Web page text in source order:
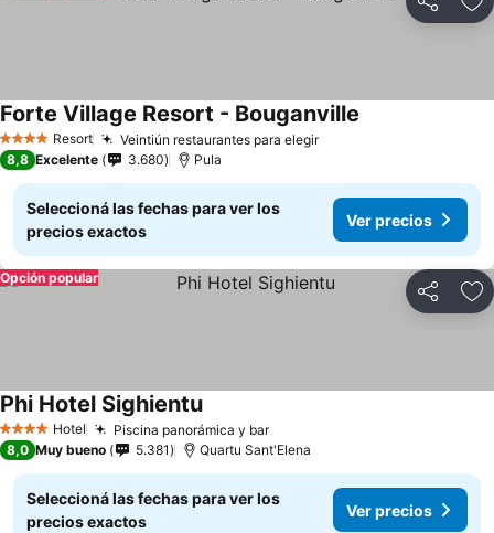
Compartir
4 EstrellasResort Veintiún restaurantes para elegir
Forte Village Resort - Bouganville
8,8 Excelente 3.680 Pula
Seleccioná las fechas para ver los
precios exactos
Ver precios
Compartir
Opción popular
4 EstrellasHotel Piscina panorámica y bar
Phi Hotel Sighientu
8,0 Muy bueno 5.381 Quartu Sant'Elena
Seleccioná las fechas para ver los
precios exactos
Ver precios